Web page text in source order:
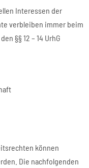
Interessen der
verbleiben immer beim
§§ 12 – 14 UrhG
können
Die nachfolgenden